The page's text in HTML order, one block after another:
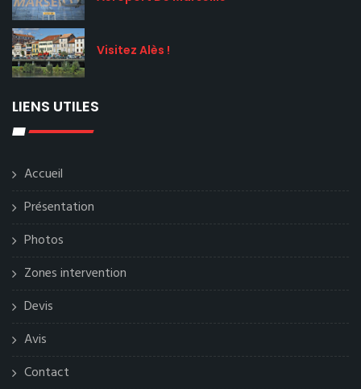
Visitez Alès !
LIENS UTILES
Accueil
Présentation
Photos
Zones intervention
Devis
Avis
Contact